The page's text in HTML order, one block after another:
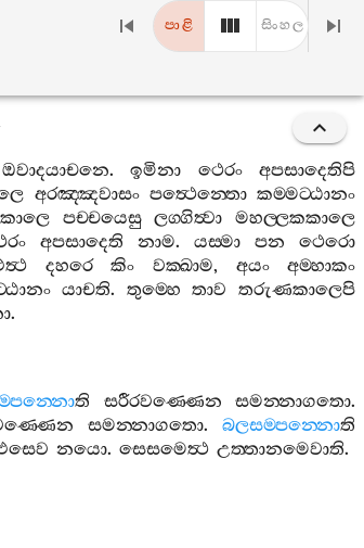
පාළි සිංහල
ඔවාදයාචනෙ.ඉමිනා ථෙරං
අපසාදෙතිපි
අරඤ‍්ඤවාසං පත්‍ථෙන‍්තො කම‍්මට‍්ඨානං
පච‍්චයෙසු ලග‍්ගිත්‍වා
මහල‍්ලකකාලෙ
අපසාදෙති නාම. යස‍්මා පන
ථෙරො
දහරෙ කිං වක‍්ඛාම, අයං
අම‍්හාකං
යාචති. තුම‍්හෙ තාව
තරුණකාලෙපි
.
ති සරීරවණ‍්ණෙන සමන‍්නාගතො.
සමන‍්නාගතො. බලසම‍්පන‍්නොති
නයො. සෙසමෙත්‍ථ උත‍්තානමෙවාති.